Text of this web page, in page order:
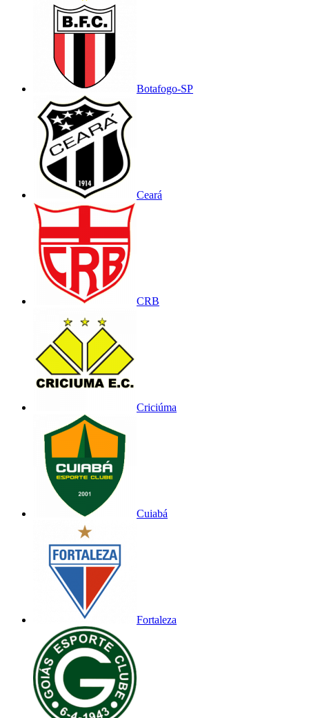
Botafogo-SP
Ceará
CRB
Criciúma
Cuiabá
Fortaleza